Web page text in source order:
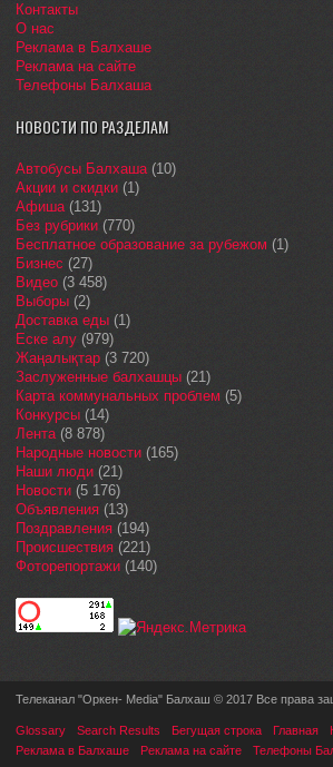
Контакты
О нас
Реклама в Балхаше
Реклама на сайте
Телефоны Балхаша
НОВОСТИ ПО РАЗДЕЛАМ
Автобусы Балхаша(10)
Акции и скидки (1)
Афиша(131)
Без рубрики (770)
Бесплатное образование за рубежом (1)
Бизнес (27)
Видео (3 458)
Выборы (2)
Доставка еды (1)
Еске алу (979)
Жаңалықтар (3 720)
Заслуженные балхашцы (21)
Карта коммунальных проблем (5)
Конкурсы (14)
Лента(8 878)
Народные новости (165)
Наши люди (21)
Новости (5 176)
Объявления (13)
Поздравления (194)
Происшествия (221)
Фоторепортажи (140)
Телеканал "Оркен- Media" Балхаш © 2017 Все права
Glossary Search Results Бегущая строка Главная
Реклама в Балхаше
Реклама на сайте Телефоны